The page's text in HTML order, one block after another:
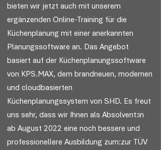
bieten wir jetzt auch mit unserem
ergänzenden Online-Training für die
Küchenplanung mit einer anerkannten
Planungssoftware an. Das Angebot
basiert auf der Küchenplanungssoftware
von KPS.MAX, dem brandneuen, modernen
und cloudbasierten
Küchenplanungssystem von SHD. Es freut
uns sehr, dass wir Ihnen als Absolvent:in
ab August 2022 eine noch bessere und
professionellere Ausbildung zum:zur TÜV